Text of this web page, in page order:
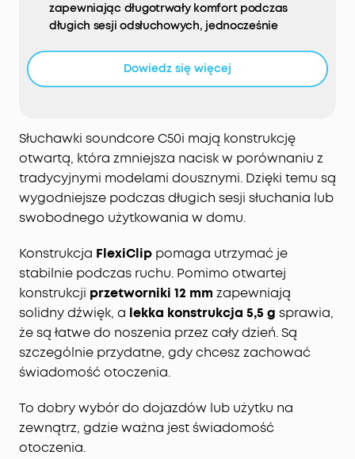
zapewniając długotrwały komfort podczas
długich sesji odsłuchowych, jednocześnie
Konstrukcja FlexiClip i dopasowanie adaptacyjne:
powłoką tworzy miękki, ale sprężysty mostek w
kształcie litery C. Dzięki temu zapewnia
długotrwały komfort i stabilność niezależnie od
kształtu ucha, nawet podczas intensywnej
aktywności.
Mocny bas i głośniejsze brzmienie: specjalnie
zapewniają głęboki, poruszający bas. Dzięki mocy
wyjściowej do 86 dB zawsze możesz cieszyć się
czystym i wciągającym dźwiękiem.
Wyraźne rozmowy wzmocnione technologią
sztucznej inteligencji: zaawansowany algorytm
sztucznej inteligencji precyzyjnie wychwytuje Twój
głos, jednocześnie filtrując szumy tła,
rozmowy.
Dowiedz się więcej
Słuchawki soundcore C50i mają konstrukcję
otwartą, która zmniejsza nacisk w porównaniu z
tradycyjnymi modelami dousznymi. Dzięki temu są
wygodniejsze podczas długich sesji słuchania lub
swobodnego użytkowania w domu.
Konstrukcja FlexiClip pomaga utrzymać je
stabilnie podczas ruchu. Pomimo otwartej
konstrukcji przetworniki 12 mm zapewniają
solidny dźwięk, a lekka konstrukcja 5,5 g sprawia,
że są łatwe do noszenia przez cały dzień. Są
szczególnie przydatne, gdy chcesz zachować
świadomość otoczenia.
To dobry wybór do dojazdów lub użytku na
zewnątrz, gdzie ważna jest świadomość
otoczenia.